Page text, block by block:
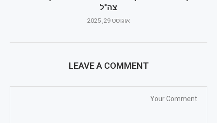
צה"ל
אוגוסט 29, 2025
LEAVE A COMMENT